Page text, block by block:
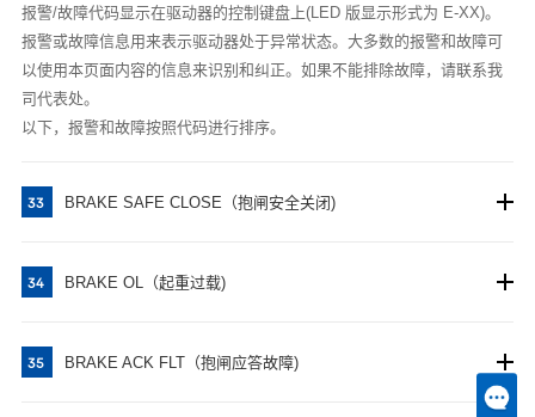
报警/故障代码显示在驱动器的控制键盘上(LED 版显示形式为 E-XX)。
报警或故障信息用来表示驱动器处于异常状态。大多数的报警和故障可
以使用本页面内容的信息来识别和纠正。如果不能排除故障，请联系我
司代表处。
以下，报警和故障按照代码进行排序。
33 BRAKE SAFE CLOSE（抱闸安全关闭)
34 BRAKE OL（起重过载)
35 BRAKE ACK FLT（抱闸应答故障)